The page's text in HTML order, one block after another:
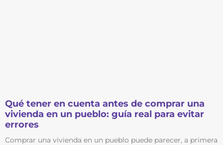
Qué tener en cuenta antes de comprar una
vivienda en un pueblo: guía real para evitar
errores
Comprar una vivienda en un pueblo puede parecer, a primera